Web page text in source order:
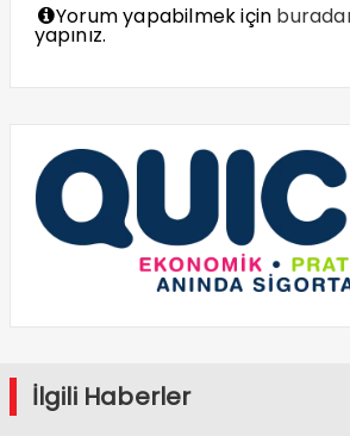
Yorum yapabilmek için
yapınız.
İlgili Haberler